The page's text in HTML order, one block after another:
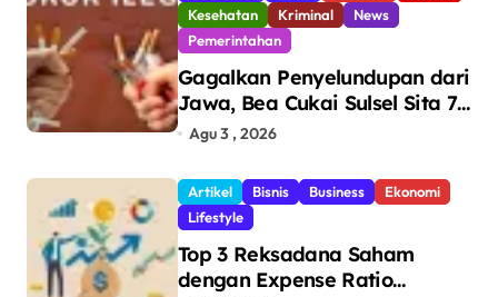
Kesehatan
Kriminal
News
Pemerintahan
Gagalkan Penyelundupan dari
Jawa, Bea Cukai Sulsel Sita 7,8
Juta Batang Rokok Ilegal
Makassar
Agu 3 , 2026
Artikel Bisnis Business
Ekonomi
Lifestyle
Top 3 Reksadana Saham
dengan Expense Ratio